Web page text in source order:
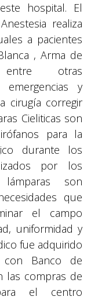
hospital. El
realiza
a pacientes
, Arma de
entre otras
y
cirugía corregir
Cieliticas son
para la
durante los
por los
lámparas son
que
el campo
uniformidad y
fue adquirido
Banco de
las compras de
el centro